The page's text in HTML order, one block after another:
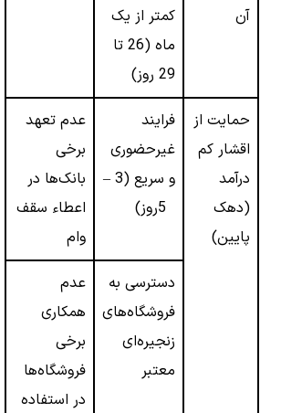
آن
کمتر از یک
ماه (26 تا
29 روز)
حمایت از
اقشار کم
درآمد
(دهک
پایین)
فرایند
غیرحضوری
و سریع (3 –
عدم تعهد
برخی
بانک‌ها در
اعطاء سقف
وام
دسترسی به
فروشگاه‌های
زنجیره‌ای
معتبر
عدم
همکاری
برخی
فروشگاه‌ها
در استفاده